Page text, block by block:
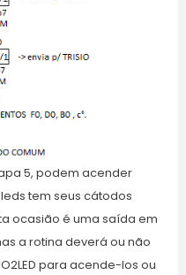
5, podem acender
leds tem seus cátodos
ocasião é uma saída em
a rotina deverá ou não
para acende-los ou